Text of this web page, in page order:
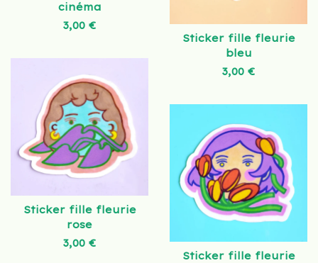
cinéma
3,00 €
Sticker fille fleurie
bleu
3,00 €
Sticker fille fleurie
rose
3,00 €
Sticker fille fleurie